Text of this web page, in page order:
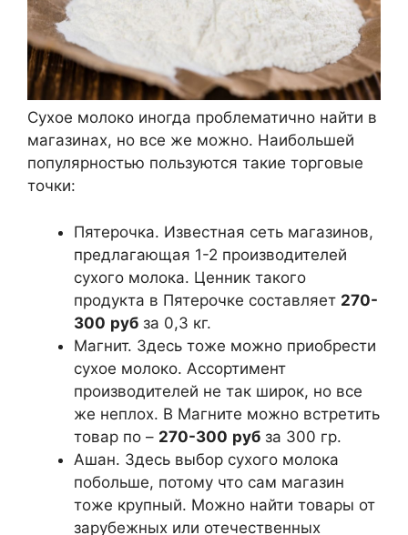
Сухое молоко иногда проблематично найти в
магазинах, но все же можно. Наибольшей
популярностью пользуются такие торговые
точки:
Пятерочка. Известная сеть магазинов,
предлагающая 1-2 производителей
сухого молока. Ценник такого
продукта в Пятерочке составляет 270-
300 руб за 0,3 кг.
Магнит. Здесь тоже можно приобрести
сухое молоко. Ассортимент
производителей не так широк, но все
же неплох. В Магните можно встретить
товар по – 270-300 руб за 300 гр.
Ашан. Здесь выбор сухого молока
побольше, потому что сам магазин
тоже крупный. Можно найти товары от
зарубежных или отечественных